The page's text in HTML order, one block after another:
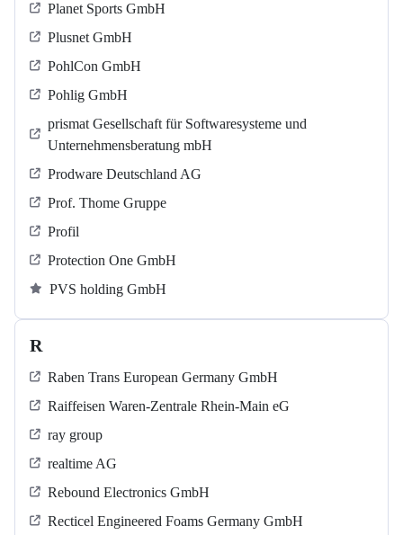
Planet Sports GmbH
Plusnet GmbH
PohlCon GmbH
Pohlig GmbH
prismat Gesellschaft für Softwaresysteme und
Unternehmensberatung mbH
Prodware Deutschland AG
Prof. Thome Gruppe
Profil
Protection One GmbH
PVS holding GmbH
R
Raben Trans European Germany GmbH
Raiffeisen Waren-Zentrale Rhein-Main eG
ray group
realtime AG
Rebound Electronics GmbH
Recticel Engineered Foams Germany GmbH